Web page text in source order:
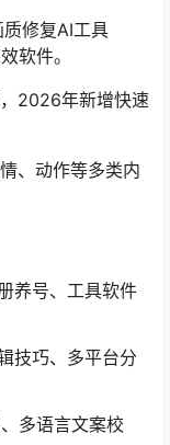
质修复AI工具
软件。
2026年新增快速
、动作等多类内
养号、工具软件
技巧、多平台分
多语言文案校